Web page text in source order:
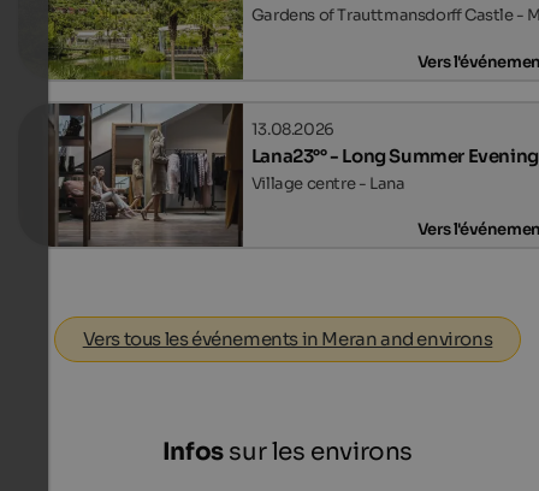
Gardens of Trauttmansdorff Castle -
Vers
13.08.2026
Lana23°° - Long Summer
Village centre - Lana
Vers
Vers tous les événements in Meran and environs
Infossur les environs